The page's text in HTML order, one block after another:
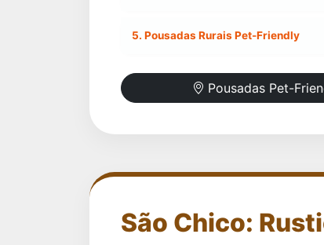
5. Pousadas Rurais Pet-Friendly
Pousadas Pet-
São Chico: